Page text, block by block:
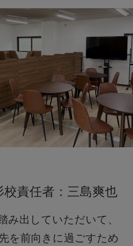
校責任者：三島爽也
み出していただいて、
を前向きに過ごすため